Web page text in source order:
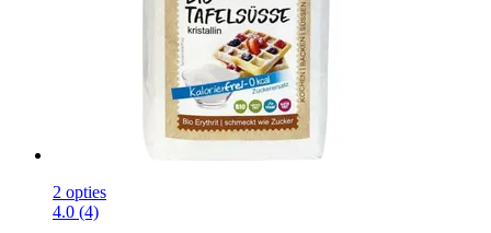
2 opties
4.0 (4)